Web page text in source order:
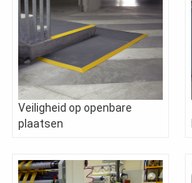
Veiligheid op openbare
plaatsen